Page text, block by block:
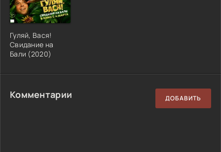
Гуляй, Вася!
Свидание на
Бали (2020)
Комментарии ДОБАВИТЬ